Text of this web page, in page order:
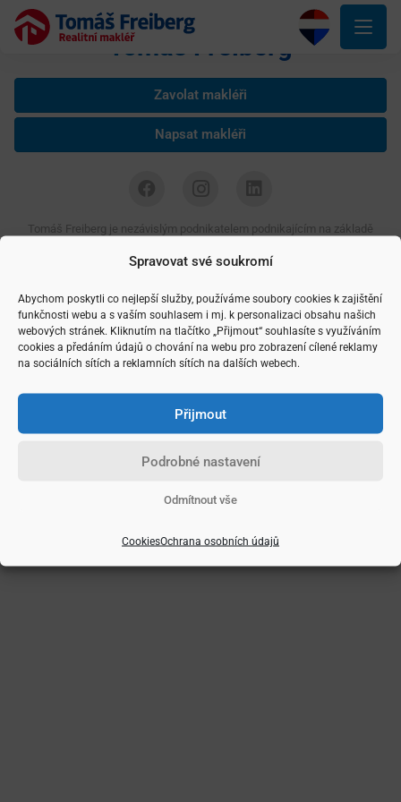
Spravovat své soukromí
Abychom poskytli co nejlepší služby, používáme soubory cookies k zajištění
funkčnosti webu a s vaším souhlasem i mj. k personalizaci obsahu našich
webových stránek. Kliknutím na tlačítko „Přijmout“ souhlasíte s využíváním
cookies a předáním údajů o chování na webu pro zobrazení cílené reklamy
na sociálních sítích a reklamních sítích na dalších webech.
Přijmout
Odmítnout vše
Podrobné nastavení
CookiesOchrana osobních údajů
Tomáš Freiberg
Zavolat makléři
Napsat makléři
Tomáš Freiberg je nezávislým podnikatelem podnikajícím na základě
Tomáš Freiberg, navrhla a spravujeAgentura maveb